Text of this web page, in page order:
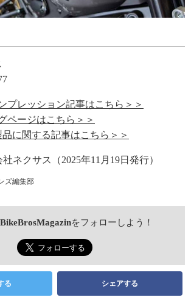
プレッション記事はこちら＞＞
ページはこちら＞＞
に関する記事はこちら＞＞
ネクサス（2025年11月19日発行）
ズ編集部
をフォローしよう！
る シェアする